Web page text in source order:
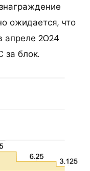
ожидается, что
апреле 2024
за блок.